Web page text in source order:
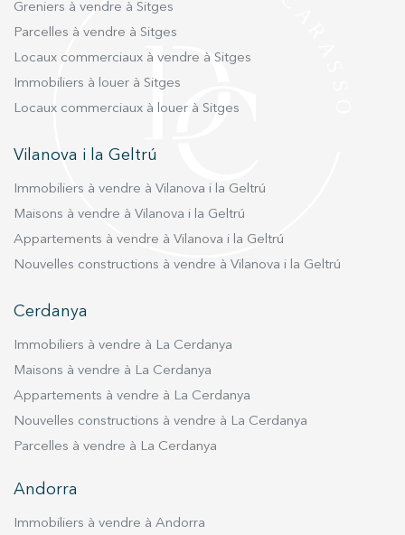
parcelles à Vilanova i la Geltrú représentent
l'opportunité parfaite pour construire des
maisons unifamiliales dans un environnement
vivre, avec Duran Carasso!
Greniers à vendre à Sitges
Parcelles à vendre à Sitges
Locaux commerciaux à vendre à Sitges
Immobiliers à louer à Sitges
Locaux commerciaux à louer à Sitges
Vilanova i la Geltrú
Immobiliers à vendre à Vilanova i la Geltrú
Maisons à vendre à Vilanova i la Geltrú
Appartements à vendre à Vilanova i la Geltrú
Nouvelles constructions à vendre à Vilanova i la Geltrú
Cerdanya
Immobiliers à vendre à La Cerdanya
Maisons à vendre à La Cerdanya
Appartements à vendre à La Cerdanya
Nouvelles constructions à vendre à La Cerdanya
Parcelles à vendre à La Cerdanya
Andorra
Immobiliers à vendre à Andorra